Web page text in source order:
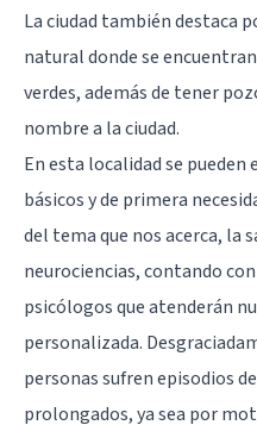
La ciudad también destaca
natural donde se
verdes, además de tener
nombre a la ciudad.
En esta localidad se
básicos y de primera
del tema que nos acerca, la
neurociencias, contando
psicólogos que atenderán
personalizada.
personas sufren episodios
prolongados, ya sea por